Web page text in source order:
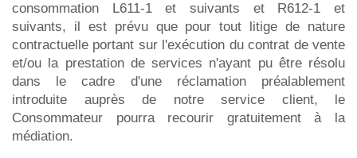
consommation L611-1 et suivants et R612-1 et
suivants, il est prévu que pour tout litige de nature
contractuelle portant sur l'exécution du contrat de vente
et/ou la prestation de services n'ayant pu être résolu
dans le cadre d'une réclamation préalablement
introduite auprès de notre service client, le
Consommateur pourra recourir gratuitement à la
médiation.